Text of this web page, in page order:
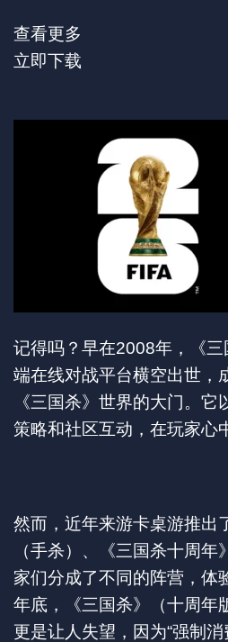
查看更多
立即下载
记得吗？早在2008年，《
端在线对战平台横空出世，
《三国杀》世界的大门。它
策略和社区互动，在玩家心
然而，近年来游卡桌游推出
（手杀）、《三国杀十周
家们分成了不同的阵营，体
年底，《三国杀》（十周年
更是让人失望，因为“强制消